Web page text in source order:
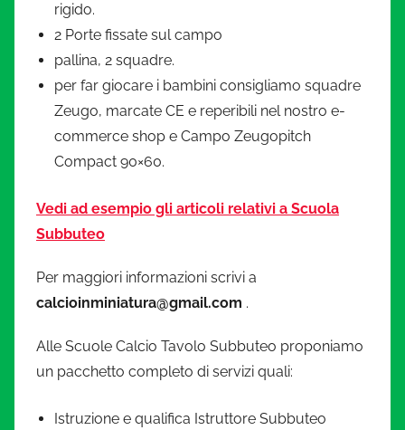
rigido.
2 Porte fissate sul campo
pallina, 2 squadre.
per far giocare i bambini consigliamo squadre
Zeugo, marcate CE e reperibili nel nostro e-
commerce shop e Campo Zeugopitch
Compact 90×60.
Vedi ad esempio gli articoli relativi a Scuola
Subbuteo
Per maggiori informazioni scrivi a
calcioinminiatura@gmail.com .
Alle Scuole Calcio Tavolo Subbuteo proponiamo
un pacchetto completo di servizi quali:
Istruzione e qualifica Istruttore Subbuteo